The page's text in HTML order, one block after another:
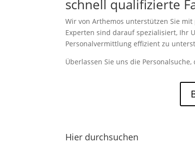
schnell qualifizierte
Wir von Arthemos unterstützen Sie
Experten sind darauf spezialisiert, Ihr
Personalvermittlung effizient zu
Überlassen Sie uns die
Hier durchsuchen